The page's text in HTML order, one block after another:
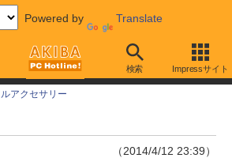
Powered by Translate
検索 Impressサイト
アクセサリー
（2014/4/12 23:39）